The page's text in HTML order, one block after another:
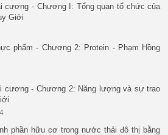
cương - Chương I: Tổng quan tổ chức của
Giới
phẩm - Chương 2: Protein - Phạm Hồng
cương - Chương 2: Năng lượng và sự trao
4
phần hữu cơ trong nước thải đô thị bằng